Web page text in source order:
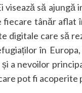
visează să ajungă
fiecare tânăr aflat
digitale care să
în
a nevoilor
pot fi acoperite